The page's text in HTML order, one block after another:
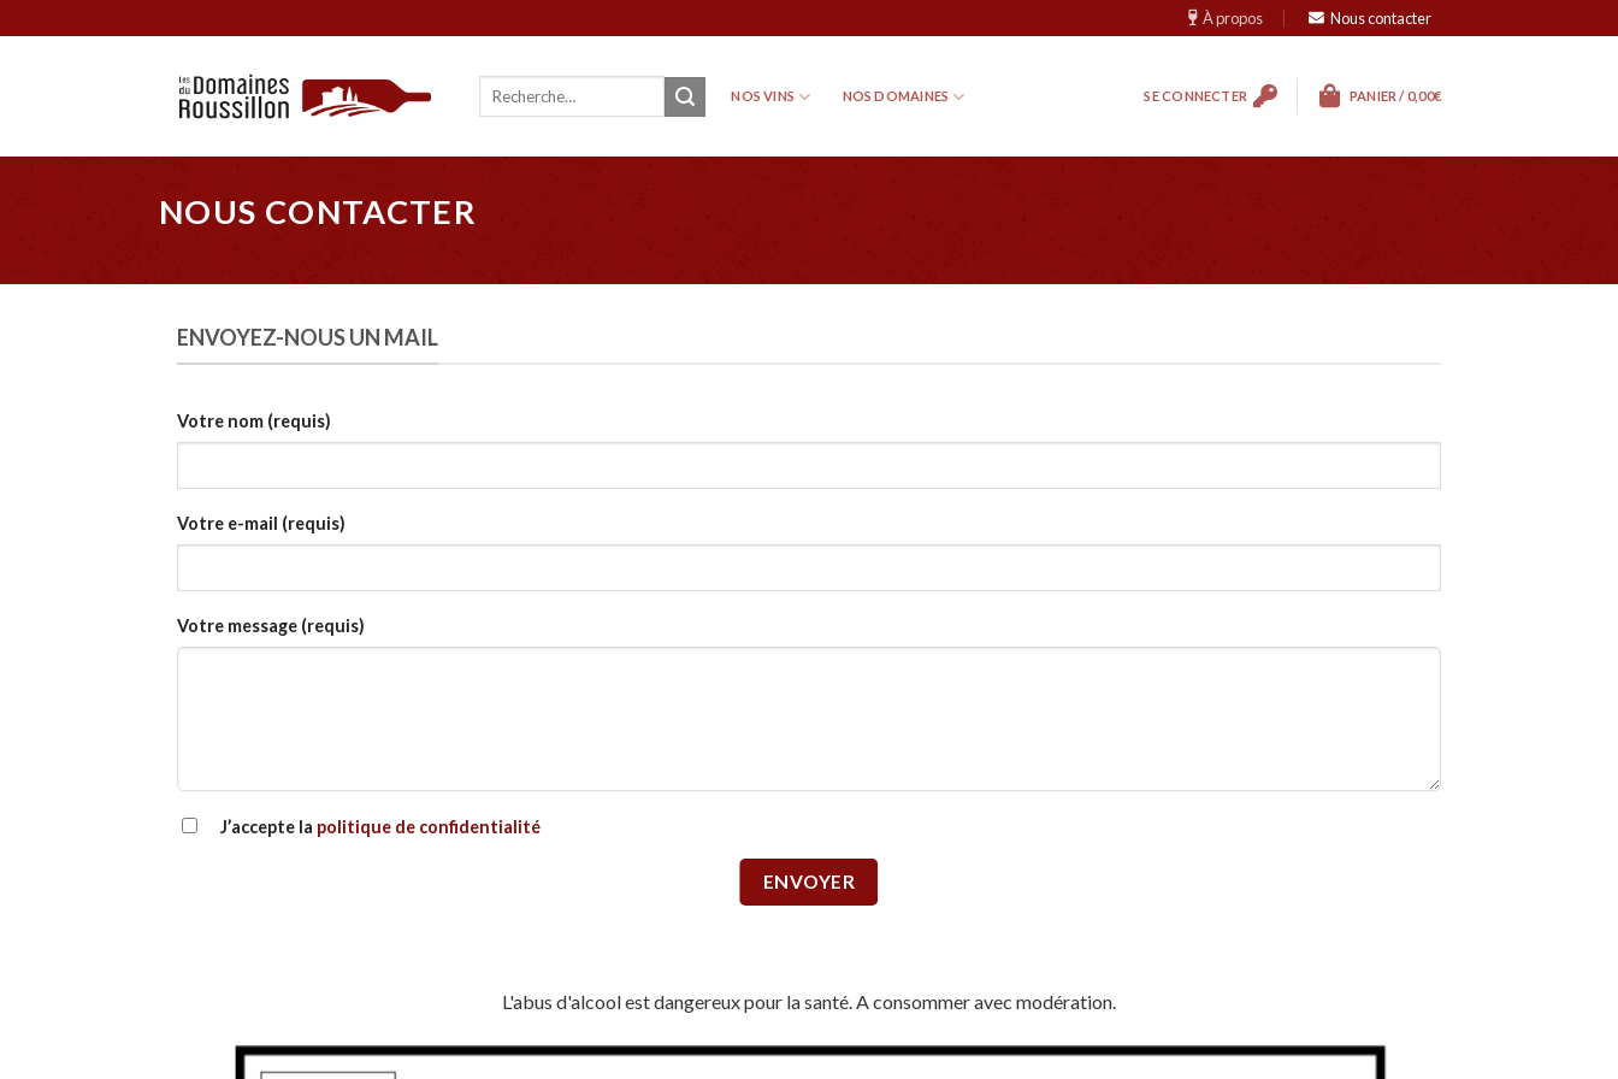
to
À propos Nous contacter
NOS VINS NOS DOMAINES SE CONNECTER PANIER /0,00€
NOUS CONTACTER
ENVOYEZ-NOUS UN MAIL
Votre nom (requis)
Votre e-mail (requis)
Votre message (requis)
J’accepte la politique de confidentialité
L'abus d'alcool est dangereux pour la santé. A consommer avec modération.